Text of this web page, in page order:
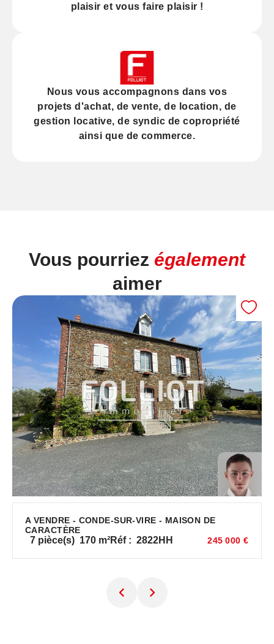
plaisir et vous faire plaisir !
Nous vous accompagnons dans vos
projets d'achat, devente, de location, de
gestion locative, de syndic de copropriété
ainsi que de commerce.
Vous pourriez également
aimer
A VENDRE - CONDE-SUR-VIRE - MAISON DE
CARACTÈRE
7 pièce(s) 170 m²Réf : 2822HH 245 000 €